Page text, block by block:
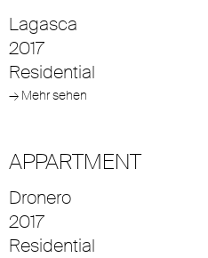
Lagasca
2017
Residential
→ Mehr sehen
APPARTMENT
Dronero
2017
Residential